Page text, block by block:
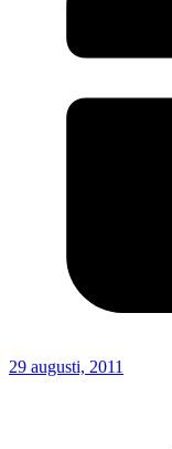
29 augusti, 2011